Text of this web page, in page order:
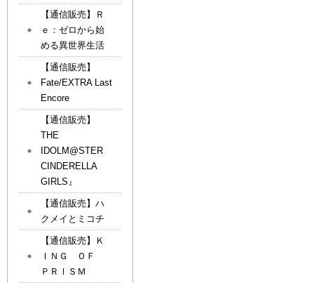
【通信販売】Ｒ
ｅ：ゼロから始
める異世界生活
【通信販売】
Fate/EXTRA Last
Encore
【通信販売】
THE
IDOLM@STER
CINDERELLA
GIRLS』
【通信販売】ハ
クメイとミコチ
【通信販売】Ｋ
ＩＮＧ ＯＦ
ＰＲＩＳＭ